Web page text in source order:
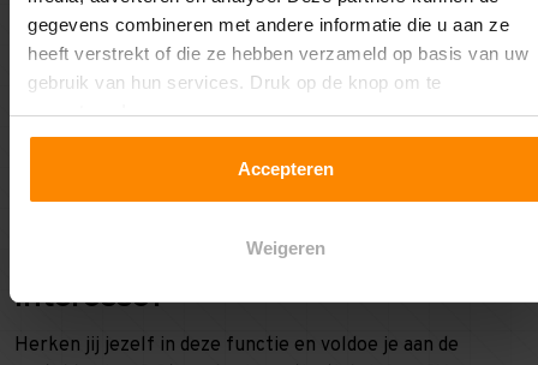
gegevens combineren met andere informatie die u aan ze
heeft verstrekt of die ze hebben verzameld op basis van uw
gebruik van hun services. Druk op de knop om te
accepteren!
Accepteren
Weigeren
Bedrijfsfeesten en een jaarlijks kerstpakket;
Vrijdagmiddagborrels met collega’s.
over de toekomst van het bedrijf. Deze fulltime functie
Interesse?
Herken jij jezelf in deze functie en voldoe je aan de